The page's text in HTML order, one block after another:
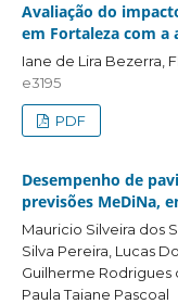
Avaliação do
em Fortaleza com a
Iane de Lira Bezerra,
e3195
PDF
Desempenho de
previsões MeDiNa,
Mauricio Silveira dos
Silva Pereira, Lucas
Guilherme Rodrigues
Paula Taiane Pascoal